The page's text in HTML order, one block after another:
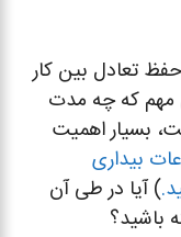
تعادل بین کار
مهم که چه مدت
بسیار اهمیت
از ساعات بیداری
) آیا در طی آن
باشید؟